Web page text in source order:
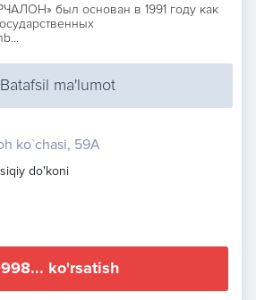
был основан в 1991 году как
Batafsil ma'lumot
ko`chasi, 59A
do'koni
ko'rsatish